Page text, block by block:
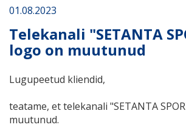
01.08.2023
Telekanali "SETANTA
logo on muutunud
Lugupeetud kliendid,
teatame, et telekanali "SETANTA
muutunud.